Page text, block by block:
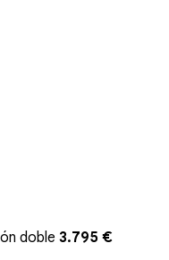
doble 3.795 €